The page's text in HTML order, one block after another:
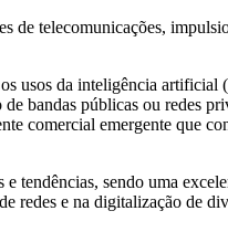
telecomunicações,
usos da inteligência
bandas públicas ou redes
comercial emergente que
sendo uma
redes e na digitalização de